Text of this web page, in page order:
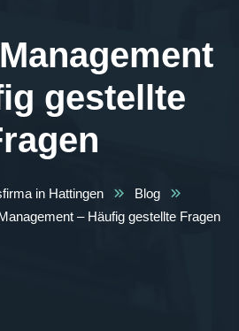
gestellte
in Hattingen
Blog
– Häufig gestellte Fragen